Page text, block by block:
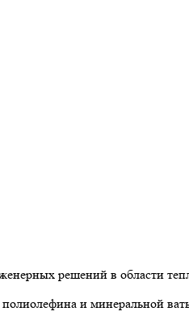
решений в области
и минеральной